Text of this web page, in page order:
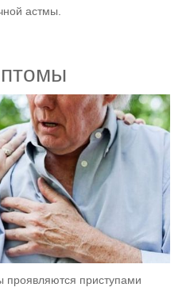
астмы.
приступами